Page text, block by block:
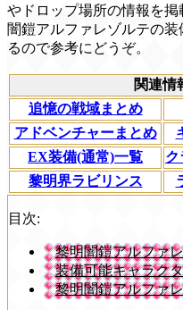
やドロップ場所の情報を
闇鎧アルファレゾルテの
るので参考にどうぞ。
関連情
追憶の戦域まとめ
アドベンチャーまとめ
EX装備(通常)一覧
ク
黎明界ラビリンス
目次:
黎明闇鎧アルファ
装備可能キャラク
黎明闇鎧アルファ